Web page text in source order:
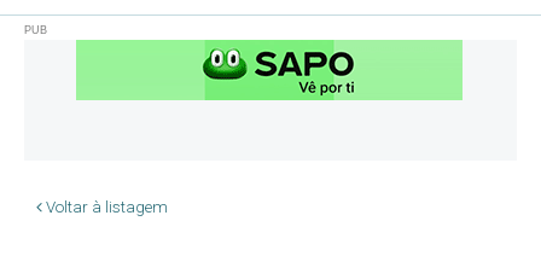
Voltar à listagem